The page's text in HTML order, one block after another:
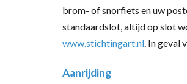
brom- of snorfiets en uw
standaardslot, altijd op slot
www.stichtingart.nl . In
Aanrijding